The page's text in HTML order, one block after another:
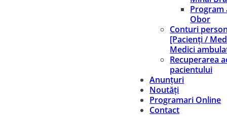
Obor
Conturi
[Pacienți /
Medici
Recuperarea
pacientului
Anunțuri
Noutăți
Programari Online
Contact